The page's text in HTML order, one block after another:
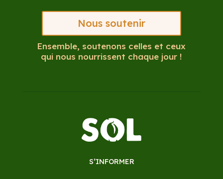
Nous soutenir
Ensemble, soutenons celles et ceux
qui nous nourrissent chaque jour !
S’INFORMER